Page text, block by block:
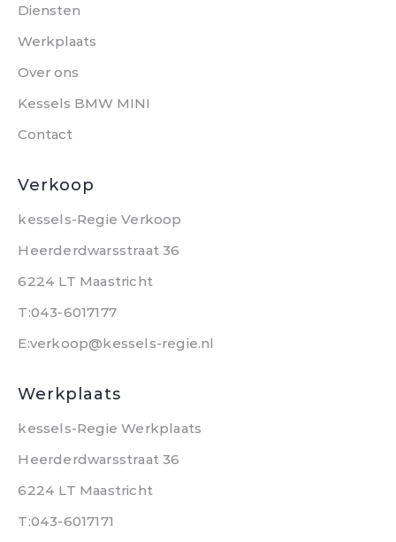
Diensten
Werkplaats
Over ons
Kessels BMW MINI
Contact
Verkoop
kessels-Regie Verkoop
Heerderdwarsstraat 36
6224 LT Maastricht
T:043-6017177
E:verkoop@kessels-regie.nl
Werkplaats
kessels-Regie Werkplaats
Heerderdwarsstraat 36
6224 LT Maastricht
T:043-6017171